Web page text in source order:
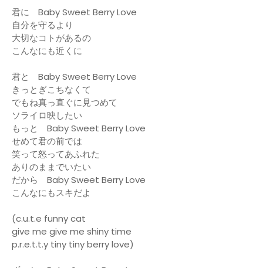
君に Baby Sweet Berry Love
自分を守るより
大切なコトがあるの
こんなにも近くに
君と Baby Sweet Berry Love
きっとぎこちなくて
でもね真っ直ぐに見つめて
ソライロ映したい
もっと Baby Sweet Berry Love
せめて君の前では
笑って怒ってあふれた
ありのままでいたい
だから Baby Sweet Berry Love
こんなにもスキだよ
(c.u.t.e funny cat
give me give me shiny time
p.r.e.t.t.y tiny tiny berry love)